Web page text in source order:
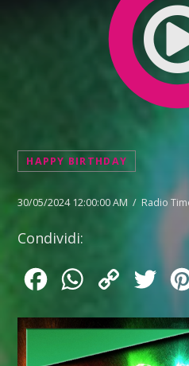
HAPPY BIRTHDAY
30/05/2024 12:00:00 AM / Radio
Condividi:
FacebookWhatsApp
Copy